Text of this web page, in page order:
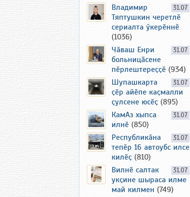
31.07
Владимир
Тяптушкин черетлӗ
сериалта ӳкерӗннӗ
(1036)
31.07
Чӑваш Енри
больницӑсене
пӗрлештереҫҫӗ (934)
31.07
Шупашкарта
ҫӗр айӗпе каҫмалли
ҫулсене юсӗҫ (895)
31.07
КамАз хыпса
илнӗ (850)
31.07
Республикӑна
тепӗр 16 автоубс илсе
килӗҫ (810)
31.07
Вилнӗ салтак
укҫине шыраса илме
май килмен (749)